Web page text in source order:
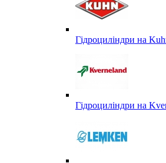
Гідроциліндри на
Гідроциліндри на